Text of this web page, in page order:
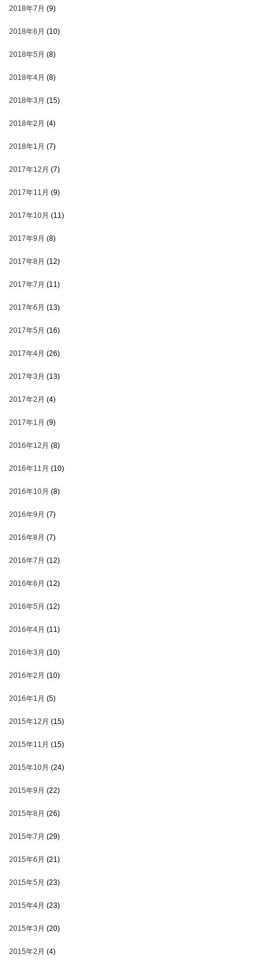
2018年7月 (9)
2018年6月 (10)
2018年5月 (8)
2018年4月 (8)
2018年3月 (15)
2018年2月 (4)
2018年1月 (7)
2017年12月 (7)
2017年11月 (9)
2017年10月 (11)
2017年9月 (8)
2017年8月 (12)
2017年7月 (11)
2017年6月 (13)
2017年5月 (16)
2017年4月 (26)
2017年3月 (13)
2017年2月 (4)
2017年1月 (9)
2016年12月 (8)
2016年11月 (10)
2016年10月 (8)
2016年9月 (7)
2016年8月 (7)
2016年7月 (12)
2016年6月 (12)
2016年5月 (12)
2016年4月 (11)
2016年3月 (10)
2016年2月 (10)
2016年1月 (5)
2015年12月 (15)
2015年11月 (15)
2015年10月 (24)
2015年9月 (22)
2015年8月 (26)
2015年7月 (29)
2015年6月 (21)
2015年5月 (23)
2015年4月 (23)
2015年3月 (20)
2015年2月 (4)